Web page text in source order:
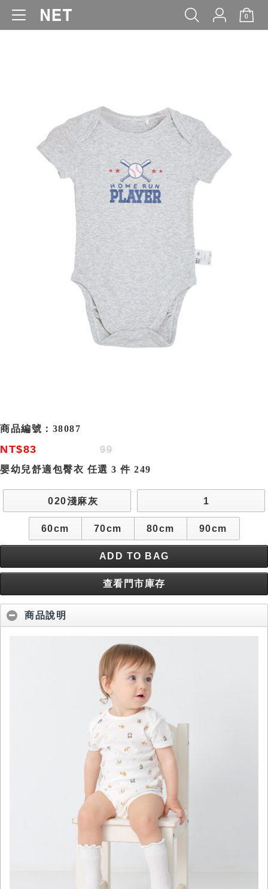
0
WOMEN MEN KIDS BABY
商品編號： 38087
NT$83
99
嬰幼兒舒適包臀衣 任選 3 件 249
020淺麻灰 1
60cm 70cm 80cm 90cm
ADD TO BAG
查看門市庫存
商品說明